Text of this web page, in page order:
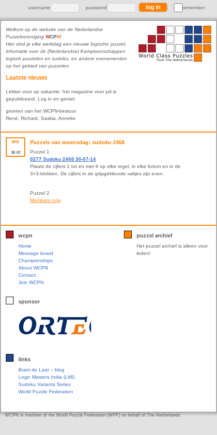
username password remember
Welkom op de website van de Nederlandse
Puzzelvereniging WCPN!
Hier vind je elke werkdag een nieuwe logische puzzel,
informatie over de (Nederlandse) Kampioenschappen
logisch puzzelen en sudoku, en andere evenementen
op het gebied van puzzelen.
Laatste nieuws
Lekker voor op vakantie: het magazine voor juli is
gepubliceerd. Log in en geniet.
groeten van het WCPN-bestuur
René, Richard, Saskia, Anneke
wo
30 07
Puzzels van woensdag: sudoku 2468
Puzzel 1
0277 Sudoku 2468 30-07-14
Plaats de cijfers 1 tot en met 9 op elke regel, in elke kolom en in de
3×3-blokken. De cijfers in de grijsgekleurde vakjes zijn even.
Puzzel 2
Members only
wcpn
Home
Message board
Championships
About WCPN
Contact
Join WCPN
sponsor
links
Bram de Laat – blog
Logic Masters India (LMI)
Sudoku Variants Series
World Puzzle Federation
puzzel archief
Het puzzel archief is alleen voor
leden!
WCPN is member of the World Puzzle Federation (WPF) on behalf of The Netherlands.